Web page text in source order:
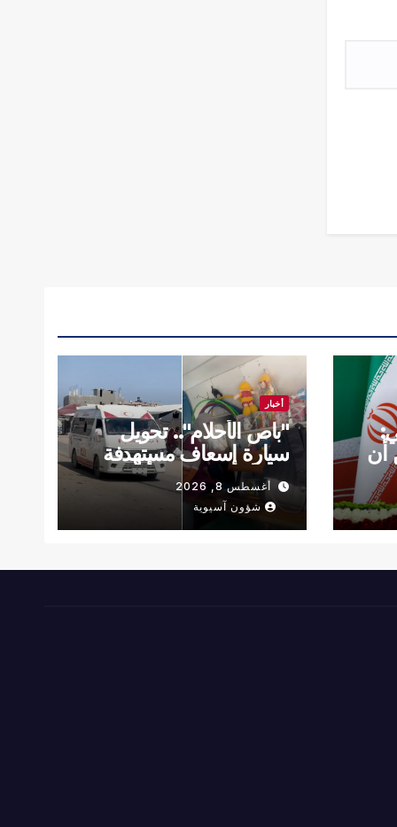
أن
أخبار
"باص الأحلام".. تحويل
سيارة إسعاف مستهدفة
إلى سينما متنقلة لأطفال
غزةأغسطس 8, 2026
شؤون آسيوية